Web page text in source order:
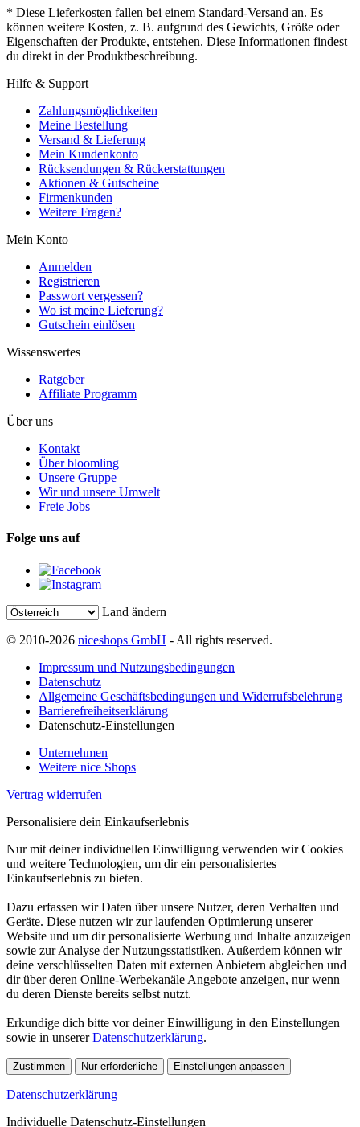
* Diese Lieferkosten fallen bei einem Standard-Versand an. Es
können weitere Kosten, z. B. aufgrund des Gewichts, Größe oder
Eigenschaften der Produkte, entstehen. Diese Informationen findest
du direkt in der Produktbeschreibung.
Hilfe & Support
Zahlungsmöglichkeiten
Meine Bestellung
Versand & Lieferung
Mein Kundenkonto
Rücksendungen & Rückerstattungen
Aktionen & Gutscheine
Firmenkunden
Weitere Fragen?
Mein Konto
Anmelden
Registrieren
Passwort vergessen?
Wo ist meine Lieferung?
Gutschein einlösen
Wissenswertes
Ratgeber
Affiliate Programm
Über uns
Kontakt
Über bloomling
Unsere Gruppe
Wir und unsere Umwelt
Freie Jobs
Folge uns auf
Land ändern
© 2010-2026 niceshops GmbH - All rights reserved.
Impressum und Nutzungsbedingungen
Datenschutz
Allgemeine Geschäftsbedingungen und Widerrufsbelehrung
Barrierefreiheitserklärung
Datenschutz-Einstellungen
Unternehmen
Weitere nice Shops
Vertrag widerrufen
Personalisiere dein Einkaufserlebnis
Nur mit deiner individuellen Einwilligung verwenden wir Cookies
und weitere Technologien, um dir ein personalisiertes
Einkaufserlebnis zu bieten.
Dazu erfassen wir Daten über unsere Nutzer, deren Verhalten und
Geräte. Diese nutzen wir zur laufenden Optimierung unserer
Website und um dir personalisierte Werbung und Inhalte anzuzeigen
sowie zur Analyse der Nutzungsstatistiken. Außerdem können wir
deine verschlüsselten Daten mit externen Anbietern abgleichen und
dir über deren Online-Werbekanäle Angebote anzeigen, nur wenn
du deren Dienste bereits selbst nutzt.
Erkundige dich bitte vor deiner Einwilligung in den Einstellungen
sowie in unsererDatenschutzerklärung.
Zustimmen Nur erforderliche Einstellungen anpassen
Datenschutzerklärung
Individuelle Datenschutz-Einstellungen